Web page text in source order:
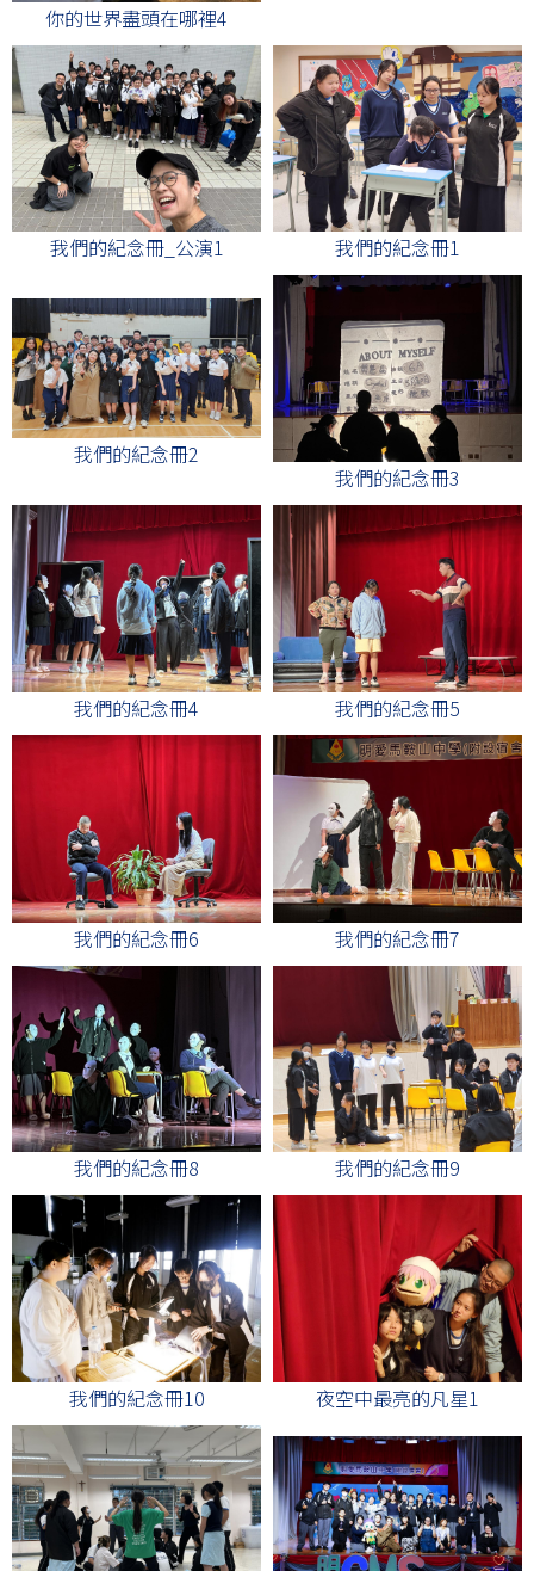
你的世界盡頭在哪裡4
我們的紀念冊_公演1 我們的紀念冊1
我們的紀念冊2
我們的紀念冊3
我們的紀念冊4 我們的紀念冊5
我們的紀念冊6 我們的紀念冊7
我們的紀念冊8 我們的紀念冊9
我們的紀念冊10 夜空中最亮的凡星1